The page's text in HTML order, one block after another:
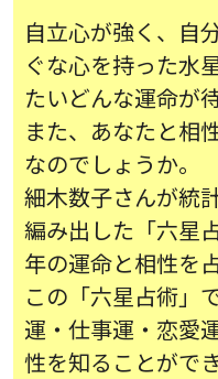
自立心が強く、自
ぐな心を持った水
たいどんな運命が
また、あなたと相
なのでしょうか。
細木数子さんが統
編み出した「六星
年の運命と相性を
この「六星占術」
運・仕事運・恋愛
性を知ることができ